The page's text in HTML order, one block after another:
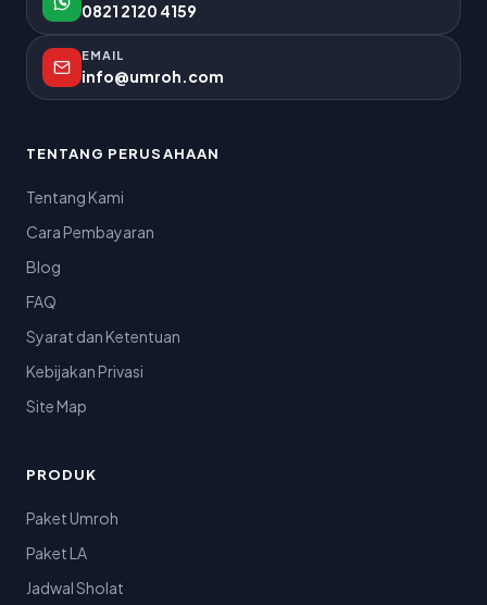
0821 2120 4159
EMAIL
info@umroh.com
TENTANG PERUSAHAAN
Tentang Kami
Cara Pembayaran
Blog
FAQ
Syarat dan Ketentuan
Kebijakan Privasi
Site Map
PRODUK
Paket Umroh
Paket LA
Jadwal Sholat